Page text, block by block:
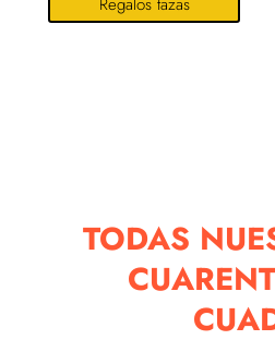
TODAS